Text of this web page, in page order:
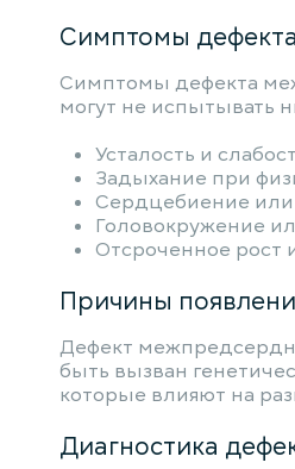
Симптомы
Симптомы дефекта
могут не испытывать
Усталость и
Задыхание при
Сердцебиение
Головокружение
Отсроченное рост
Причины
Дефект
быть вызван
которые влияют на
Диагностика